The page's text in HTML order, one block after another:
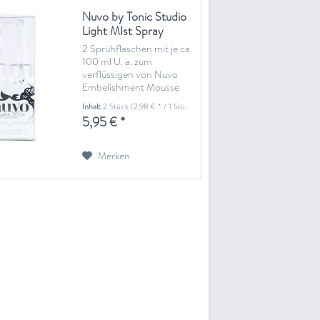
Nuvo by Tonic Studio
Light MIst Spray
Bottle...
2 Sprühflaschen mit je ca
100 ml U. a. zum
verflüssigen von Nuvo
Embelishment Mousse
zum Sprühen von
schönen Hintergründen
oder zum Besprühen von
für tolle Farbeffekte (
Klopfen Sie das Pulver
leicht auf die...
Inhalt2 Stück(2,98 € * / 1 Stück)
5,95 € *
Merken